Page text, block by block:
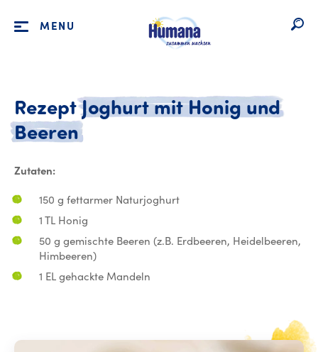
MENU
Rezept Joghurt mit Honig und
BeerenRezept Joghurt mit Honig
Zutaten:
150 g fettarmer Naturjoghurt
1 TL Honig
50 g gemischte Beeren (z.B. Erdbeeren, Heidelbeeren,
Himbeeren)
1 EL gehackte Mandeln